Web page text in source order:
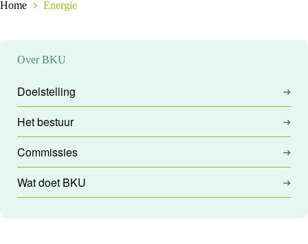
Home Energie
Over BKU
Doelstelling
Het bestuur
Commissies
Wat doet BKU